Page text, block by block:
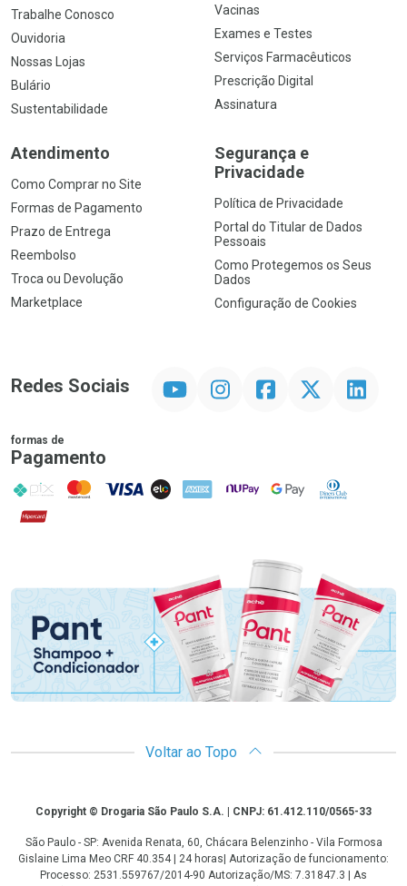
Trabalhe Conosco
Ouvidoria
Nossas Lojas
Bulário
Sustentabilidade
Vacinas
Exames e Testes
Serviços Farmacêuticos
Prescrição Digital
Assinatura
Atendimento
Como Comprar no Site
Formas de Pagamento
Prazo de Entrega
Reembolso
Troca ou Devolução
Marketplace
Segurança e
Privacidade
Política de Privacidade
Portal do Titular de Dados
Pessoais
Como Protegemos os Seus
Dados
Configuração de Cookies
Redes Sociais InstagramFacebookTwitter Linkedin
formas de
Pagamento
PIX MasterCard
VISA ELO AMEX NuPay Google PayDiners Club
Hipercard
Voltar ao Topo
CopyrightCopyright © Drogaria São Paulo S.A. | CNPJ: 61.412.110/0565-33
São Paulo - SP: Avenida Renata, 60, Chácara Belenzinho - Vila Formosa
Gislaine Lima Meo CRF 40.354 | 24 horas| Autorização de funcionamento:
Processo: 2531.559767/2014-90 Autorização/MS: 7.31847.3 | As